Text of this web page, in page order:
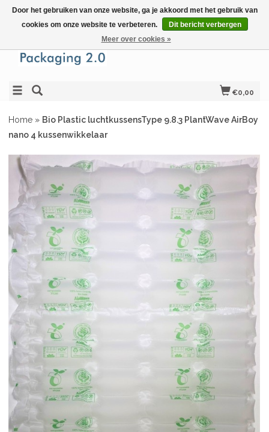
€0,00
Home » Bio Plastic luchtkussensType 9.8.3 PlantWave AirBoy
nano 4 kussenwikkelaar
Door het gebruiken van onze website, ga je akkoord met het gebruik van
cookies om onze website te verbeteren.
Dit bericht verbergen
Meer over cookies »